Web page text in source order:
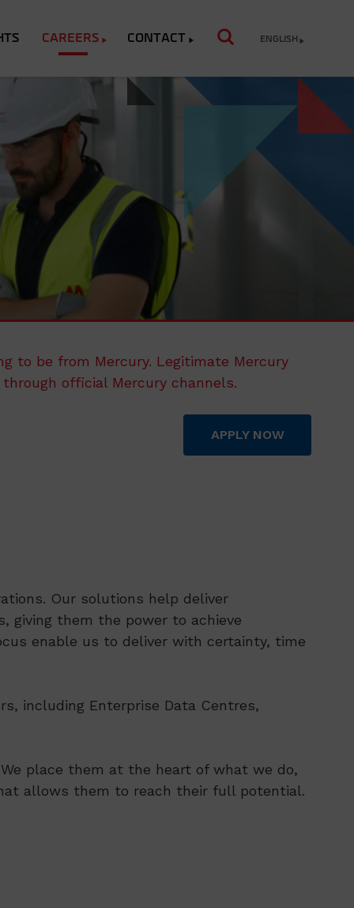
CAREERS CONTACT ENGLISH
to be from Mercury. Legitimate Mercury
official Mercury channels.
APPLY NOW
Our solutions help deliver
giving them the power to achieve
enable us to deliver with certainty, time
including Enterprise Data Centres,
place them at the heart of what we do,
allows them to reach their full potential.